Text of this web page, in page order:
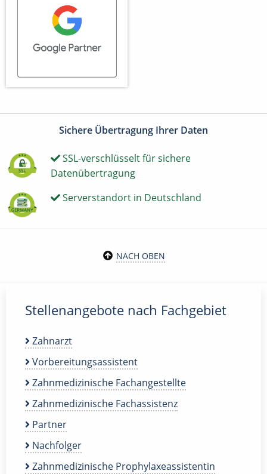
Sichere Übertragung Ihrer Daten
SSL-verschlüsselt für sichere
Datenübertragung
Serverstandort in Deutschland
NACH OBEN
Stellenangebote nach Fachgebiet
Zahnarzt
Vorbereitungsassistent
Zahnmedizinische Fachangestellte
Zahnmedizinische Fachassistenz
Partner
Nachfolger
Zahnmedizinische Prophylaxeassistentin